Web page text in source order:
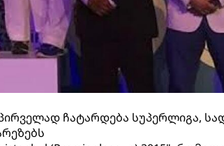
ჩატარდება სუპერლიგა,